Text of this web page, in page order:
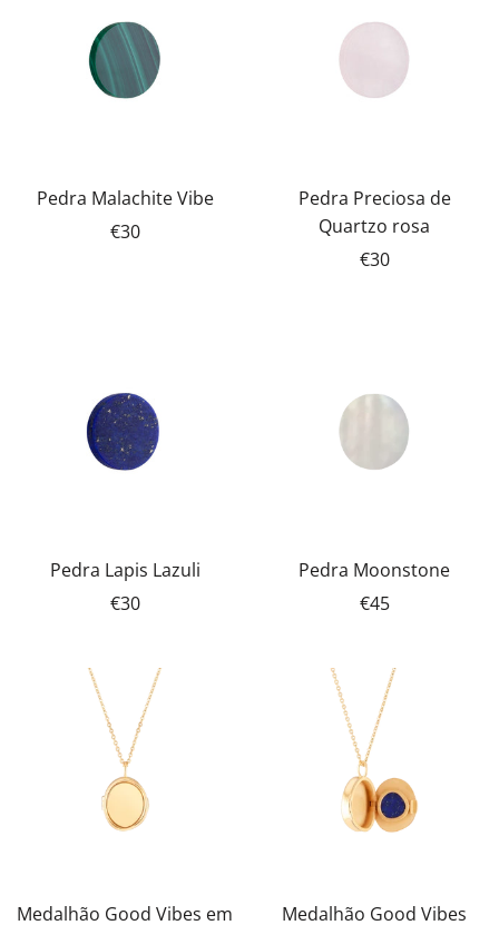
Pedra Malachite Vibe
€30
Pedra Preciosa de
Quartzo rosa
€30
Pedra Lapis Lazuli
€30
Pedra Moonstone
€45
Medalhão Good Vibes em Medalhão Good Vibes